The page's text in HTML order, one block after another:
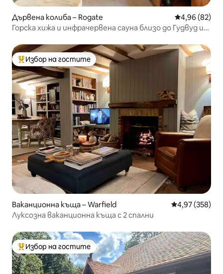
Дървена колиба – Rogate Средна
4,96 (82)
Горска хижа и инфрачервена сауна близо до Гудвуд и
Най-популярен избор на гостите
Избор на гостите
Ваканционна къща – Warfield Средна
4,97 (358)
Луксозна ваканционна къща с 2 спални
Най-популярен избор на гостите
Избор на гостите